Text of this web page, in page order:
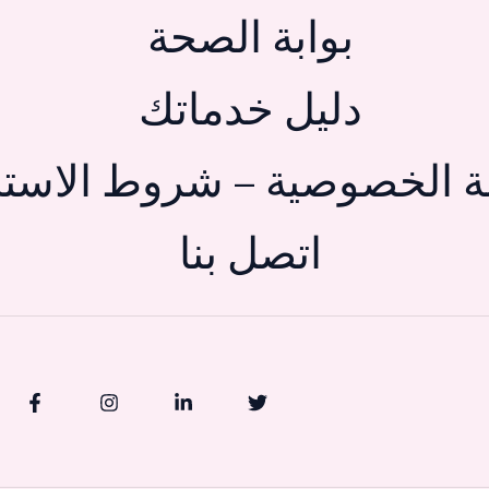
بوابة الصحة
دليل خدماتك
الخصوصية – شروط
اتصل بنا